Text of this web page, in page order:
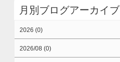
月別ブログアーカイブ
2026 (0)
2026/08 (0)